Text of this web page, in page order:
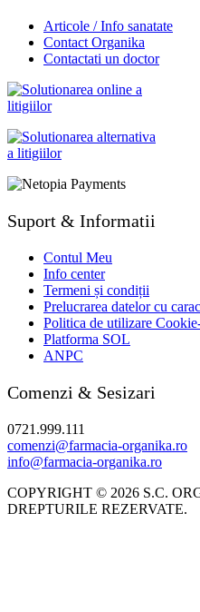
Articole / Info sanatate
Contact Organika
Contactati un doctor
Suport & Informatii
Contul Meu
Info center
Termeni și condiții
Prelucrarea datelor cu
Politica de utilizare
Platforma SOL
ANPC
Comenzi & Sesizari
0721.999.111
comenzi@farmacia-organika.ro
info@farmacia-organika.ro
COPYRIGHT © 2026 S.C.
DREPTURILE REZERVATE.